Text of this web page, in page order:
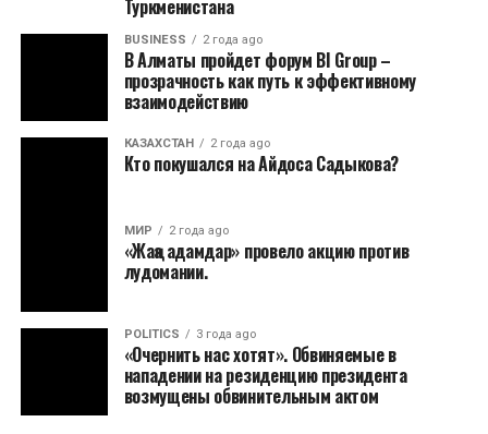
Туркменистана
BUSINESS 2 года ago
В Алматы пройдет форум BI Group –
прозрачность как путь к эффективному
взаимодействию
КАЗАХСТАН 2 года ago
Кто покушался на Айдоса Садыкова?
МИР 2 года ago
«Жаңа адамдар» провело акцию против
лудомании.
POLITICS 3 года ago
«Очернить нас хотят». Обвиняемые в
нападении на резиденцию президента
возмущены обвинительным актом